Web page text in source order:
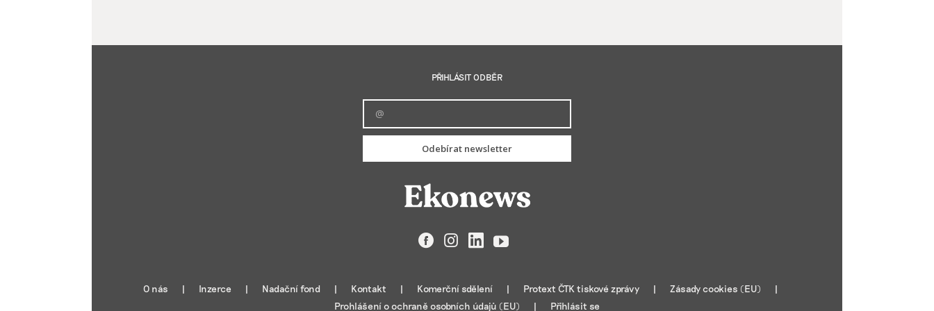
PŘIHLÁSIT ODBĚR
Odebírat newsletter
FacebookInstagramLinkedIn
YouTube
O nás Inzerce Nadační fond Kontakt Komerční sdělení Protext ČTK tiskové zprávy
Zásady cookies (EU)
Prohlášení o ochraně osobních údajů (EU)
Přihlásit se